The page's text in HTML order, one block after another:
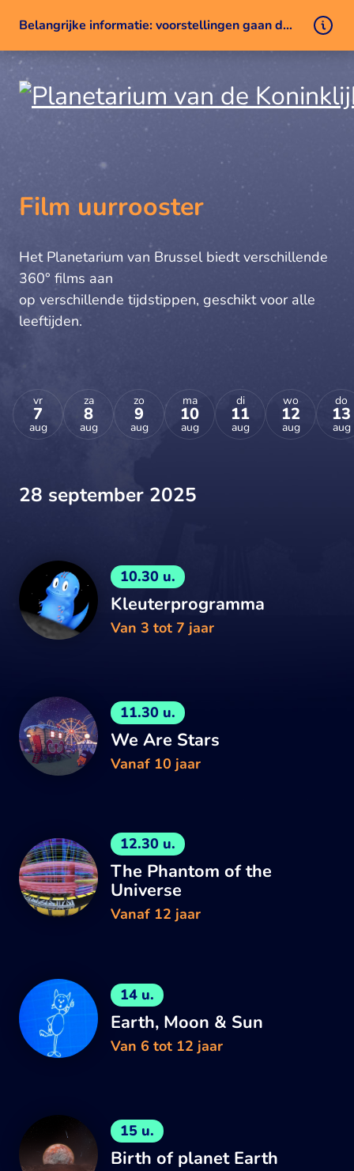
Belangrijke informatie: voorstellingen gaan door ondanks een technisch probleem
Film uurrooster
Het Planetarium van Brussel biedt verschillende
360° films aan
op verschillende tijdstippen, geschikt voor alle
leeftijden.
vr
7
aug
za
8
aug
zo
9
aug
ma
10
aug
di
11
aug
wo
12
aug
do
13
aug
28 september 2025
10.30 u.
Kleuterprogramma
Van 3 tot 7 jaar
11.30 u.
We Are Stars
Vanaf 10 jaar
12.30 u.
The Phantom of the
Universe
Vanaf 12 jaar
14 u.
Earth, Moon & Sun
Van 6 tot 12 jaar
15 u.
Birth of planet Earth